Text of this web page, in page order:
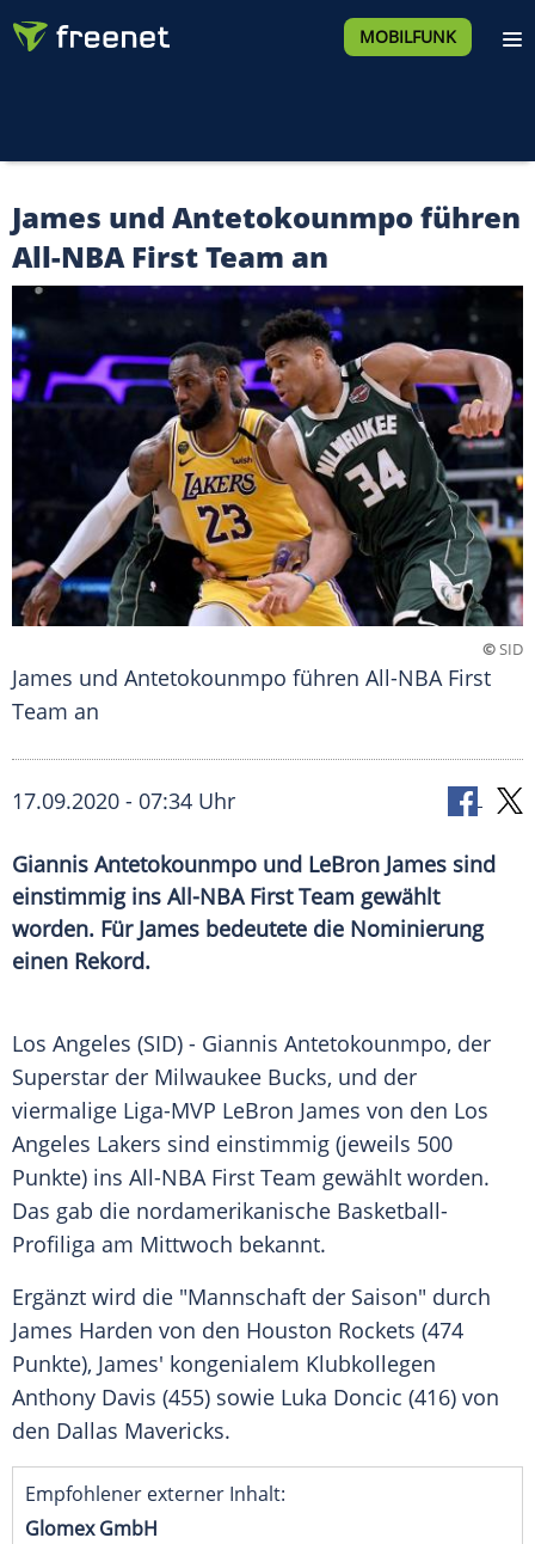
MOBILFUNK
James und Antetokounmpo führen
All-NBA First Team an
©SID
James und Antetokounmpo führen All-NBA First
Team an
17.09.2020 - 07:34 Uhr
Giannis Antetokounmpo und LeBron James sind
einstimmig ins All-NBA First Team gewählt
worden. Für James bedeutete die Nominierung
einen Rekord.
Los Angeles (SID) - Giannis Antetokounmpo, der
Superstar der Milwaukee Bucks, und der
viermalige Liga-MVP LeBron James von den Los
Angeles Lakers sind einstimmig (jeweils 500
Punkte) ins All-NBA First Team gewählt worden.
Das gab die nordamerikanische Basketball-
Profiliga am Mittwoch bekannt.
Ergänzt wird die "Mannschaft der Saison" durch
James Harden von den Houston Rockets (474
Punkte), James' kongenialem Klubkollegen
Anthony Davis (455) sowie Luka Doncic (416) von
den Dallas Mavericks.
Empfohlener externer Inhalt:
Glomex GmbH